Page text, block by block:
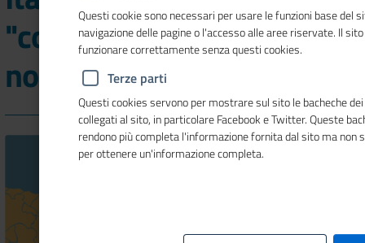
"colonne invisibili" del
nostro Paese
Questi cookie sono necessari per usare le funzioni base del
navigazione delle pagine o l'accesso alle aree riservate. Il
funzionare correttamente senza questi cookies.
Terze parti
Questi cookies servono per mostrare sul sito le bacheche
collegati al sito, in particolare Facebook e Twitter. Queste
rendono più completa l'informazione fornita dal sito ma non
per ottenere un'informazione completa.